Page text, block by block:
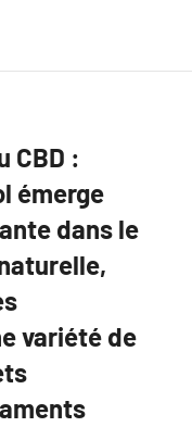
CBD :
émerge
dans le
variété de